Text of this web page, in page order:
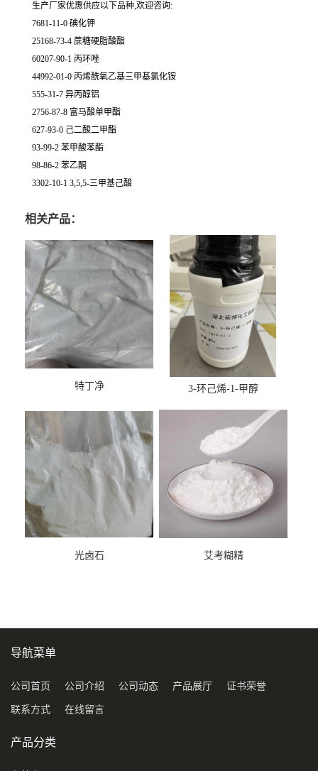
生产厂家优惠供应以下品种,欢迎咨询:
7681-11-0 碘化钾
25168-73-4 蔗糖硬脂酸酯
60207-90-1 丙环唑
44992-01-0 丙烯酰氧乙基三甲基氯化铵
555-31-7 异丙醇铝
2756-87-8 富马酸单甲酯
627-93-0 己二酸二甲酯
93-99-2 苯甲酸苯酯
98-86-2 苯乙酮
3302-10-1 3,5,5-三甲基己酸
相关产品：
特丁净 3-环己烯-1-甲醇
光卤石 艾考糊精
导航菜单
公司首页 公司介绍 公司动态 产品展厅 证书荣誉
联系方式 在线留言
产品分类